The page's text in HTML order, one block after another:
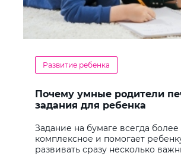
Развитие ребенка
Почему умные родители
задания для ребенка
Задание на бумаге всегда более
комплексное и помогает
развивать сразу несколько